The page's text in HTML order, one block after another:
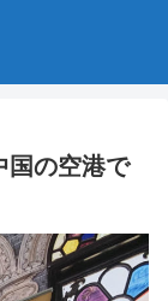
国の空港で